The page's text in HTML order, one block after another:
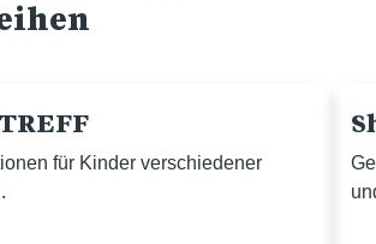
für Kinder verschiedener